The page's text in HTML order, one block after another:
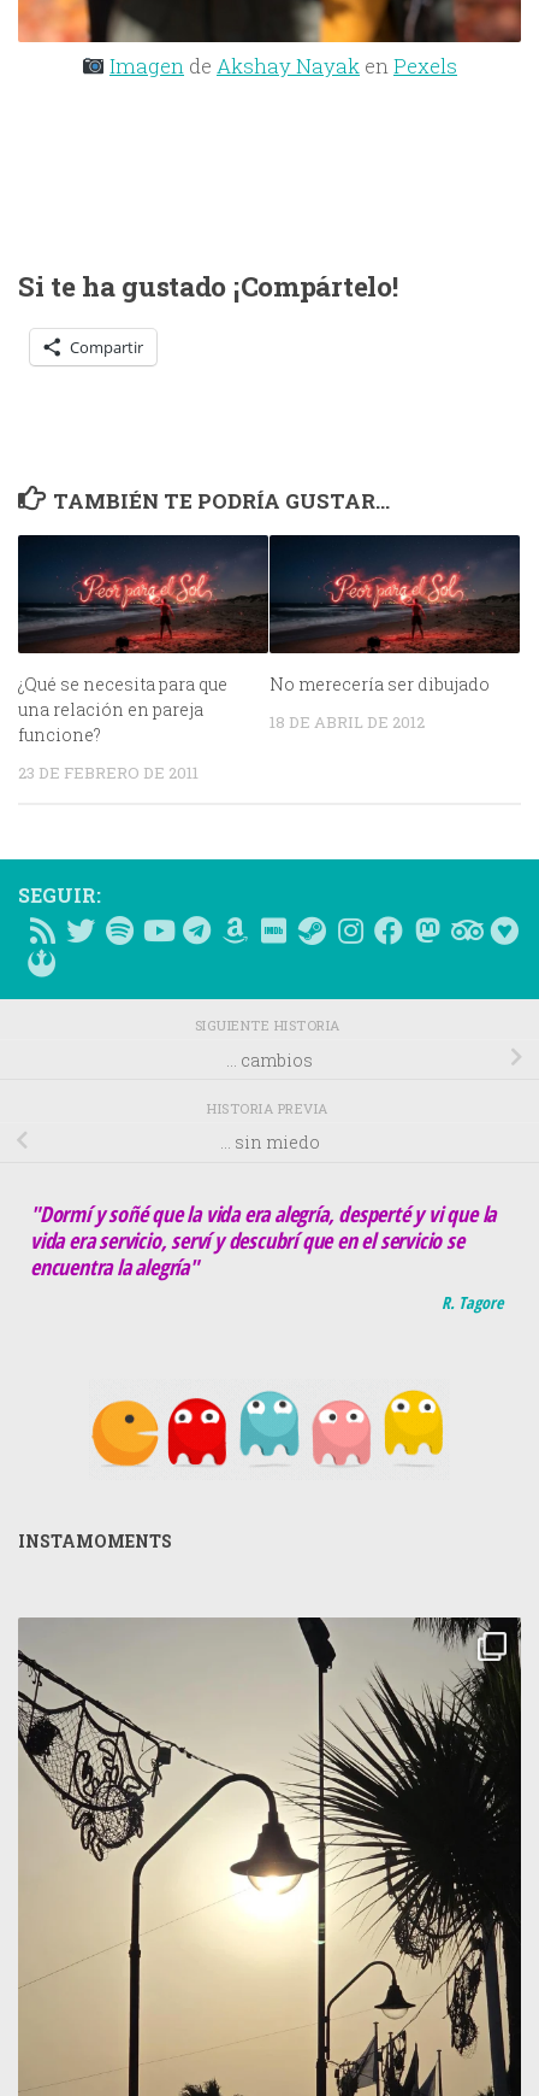
Imagen deAkshay Nayak enPexels
Si te ha gustado ¡Compártelo!
Compartir
TAMBIÉN TE PODRÍA GUSTAR...
¿Qué se necesita para que
una relación en pareja
funcione?
23 DE FEBRERO DE 2011
No merecería ser dibujado
18 DE ABRIL DE 2012
SEGUIR:
SIGUIENTE HISTORIA
… cambios
HISTORIA PREVIA
… sin miedo
"Dormí y soñé que la vida era alegría, desperté y vi que la
vida era servicio, serví y descubrí que en el servicio se
encuentra la alegría"
R. Tagore
INSTAMOMENTS